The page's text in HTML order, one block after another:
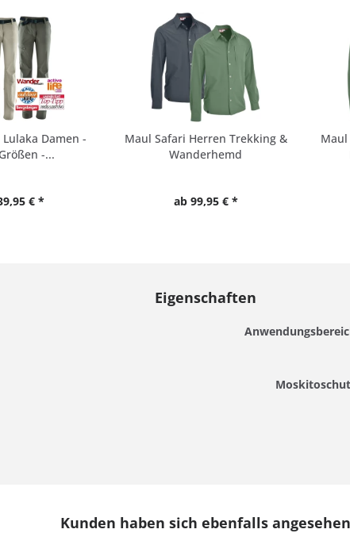
Damen -
-...
€ *
Maul Safari Herren Trekking &
Wanderhemd
ab 99,95 € *
Eigenschaften
Kunden haben sich ebenfalls angesehen